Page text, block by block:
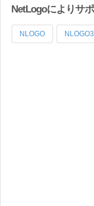
NetLogoによりサ
NLOGO